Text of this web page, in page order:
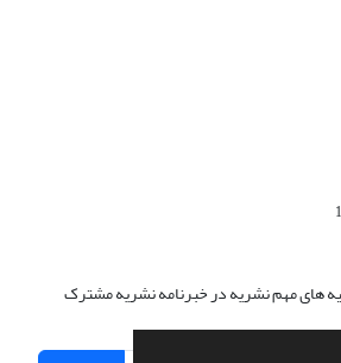
های مهم نشریه در خبرنامه نشریه مشترک